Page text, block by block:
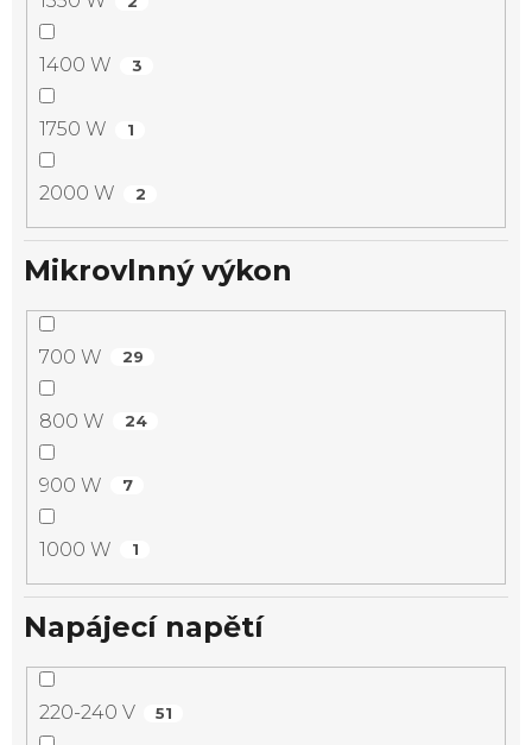
1400 W 3
1750 W 1
2000 W 2
Mikrovlnný výkon
700 W 29
800 W 24
900 W 7
1000 W 1
Napájecí napětí
220-240 V 51